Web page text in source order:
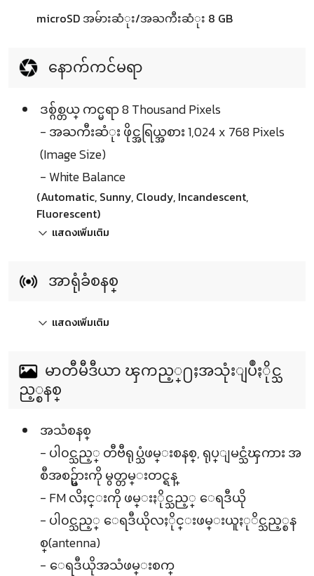
microSD အမ်ားဆံုး/အႀကီးဆံုး 8 GB
နောက်ကင်မရာ
ဒစ္ဂ်စ္တယ္ ကင္မရာ 8 Thousand Pixels
- အႀကီးဆံုး ဖိုင္အရြယ္အစား 1,024 x 768 Pixels
(Image Size)
- White Balance
(Automatic, Sunny, Cloudy, Incandescent,
Fluorescent)
แสดงเพิ่มเติม
အာရုံခံစနစ္
แสดงเพิ่มเติม
မာတီမီဒီယာ ၾကည့္႐ႈအသုံးျပဳႏိုင္သ
ည့္စနစ္
အသံစနစ္
- ပါ၀င္သည့္ တီဗီရုပ္သံဖမ္းစနစ္, ရုပ္ျမင္သံၾကား အ
စီအစဥ္မ်ားကို မွတ္တမ္းတင္ရန္
- FM လိႈင္းကို ဖမ္းႏိုင္သည့္ ေရဒီယို
- ပါ၀င္သည့္ ေရဒီယိုလႈိုင္းဖမ္းယူႏုိင္သည့္စန
စ္(antenna)
- ေရဒီယိုအသံဖမ္းစက္